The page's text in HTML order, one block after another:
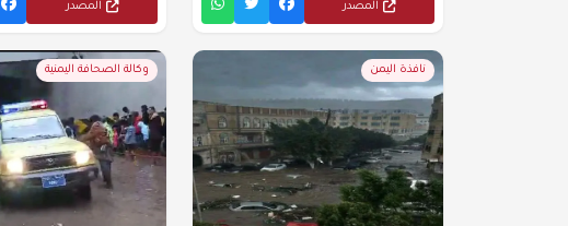
المصدر المصدر
نافذة اليمن وكالة الصحافة اليمنية